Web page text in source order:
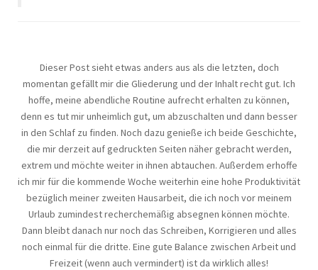
Dieser Post sieht etwas anders aus als die letzten, doch
momentan gefällt mir die Gliederung und der Inhalt recht gut. Ich
hoffe, meine abendliche Routine aufrecht erhalten zu können,
denn es tut mir unheimlich gut, um abzuschalten und dann besser
in den Schlaf zu finden. Noch dazu genieße ich beide Geschichte,
die mir derzeit auf gedruckten Seiten näher gebracht werden,
extrem und möchte weiter in ihnen abtauchen. Außerdem erhoffe
ich mir für die kommende Woche weiterhin eine hohe Produktivität
bezüglich meiner zweiten Hausarbeit, die ich noch vor meinem
Urlaub zumindest recherchemäßig absegnen können möchte.
Dann bleibt danach nur noch das Schreiben, Korrigieren und alles
noch einmal für die dritte. Eine gute Balance zwischen Arbeit und
Freizeit (wenn auch vermindert) ist da wirklich alles!